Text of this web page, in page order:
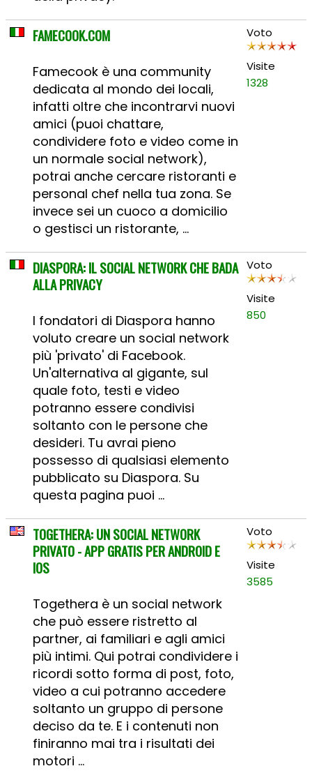
FAMECOOK.COM
Famecook è una community
dedicata al mondo dei locali,
infatti oltre che incontrarvi nuovi
amici (puoi chattare,
condividere foto e video come in
un normale social network),
potrai anche cercare ristoranti e
personal chef nella tua zona. Se
invece sei un cuoco a domicilio
o gestisci un ristorante, ...
Voto
Visite
1328
DIASPORA: IL SOCIAL NETWORK CHE BADA
ALLA PRIVACY
I fondatori di Diaspora hanno
voluto creare un social network
più 'privato' di Facebook.
Un'alternativa al gigante, sul
quale foto, testi e video
potranno essere condivisi
soltanto con le persone che
desideri. Tu avrai pieno
possesso di qualsiasi elemento
pubblicato su Diaspora. Su
questa pagina puoi ...
Voto
Visite
850
TOGETHERA: UN SOCIAL NETWORK
PRIVATO - APP GRATIS PER ANDROID E
IOS
Togethera è un social network
che può essere ristretto al
partner, ai familiari e agli amici
più intimi. Qui potrai condividere i
ricordi sotto forma di post, foto,
video a cui potranno accedere
soltanto un gruppo di persone
deciso da te. E i contenuti non
finiranno mai tra i risultati dei
motori ...
Voto
Visite
3585